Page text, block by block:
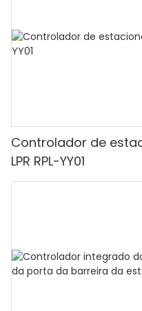
Controlador de
LPR RPL-YY01